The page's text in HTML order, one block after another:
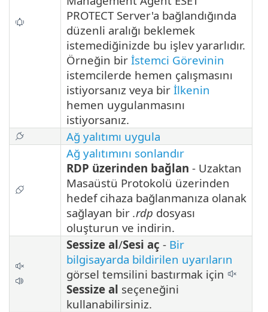
PROTECT Server'a bağlandığında
düzenli aralığı beklemek
istemediğinizde bu işlev yararlıdır.
Örneğin bir İstemci Görevinin
istemcilerde hemen çalışmasını
istiyorsanız veya bir İlkenin
hemen uygulanmasını
istiyorsanız.
Ağ yalıtımı uygula
Ağ yalıtımını sonlandır
RDP üzerinden bağlan - Uzaktan
Masaüstü Protokolü üzerinden
hedef cihaza bağlanmanıza olanak
sağlayan bir .rdp dosyası
oluşturun ve indirin.
Sessize al/Sesi aç - Bir
bilgisayarda bildirilen uyarıların
görsel temsilini bastırmak için
Sessize al seçeneğini
kullanabilirsiniz.